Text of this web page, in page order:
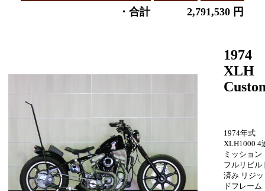
・合計 2,791,530 円
1974
XLH
1974年式
XLH1000 4
ミッション
フルリビル
済み リジッ
ドフレーム